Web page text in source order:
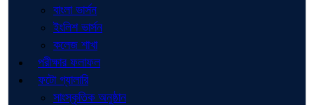
বাংলা ভার্সন
ইংলিশ ভার্সন
কলেজ শাখা
পরীক্ষার ফলাফল
ফটো গ্যালারি
সাংস্কৃতিক অনুষ্ঠান